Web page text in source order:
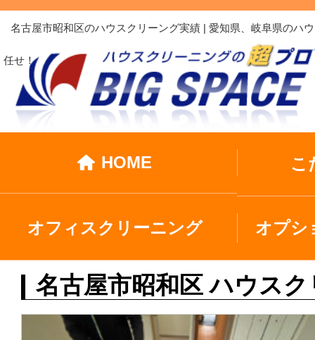
名古屋市昭和区のハウスクリーング実績 | 愛知県、岐阜県のハ
任せ！
HOME こ
オフィスクリーニング オプシ
名古屋市昭和区 ハウス